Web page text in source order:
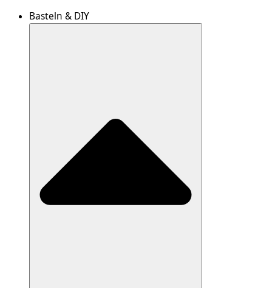
Basteln & DIY